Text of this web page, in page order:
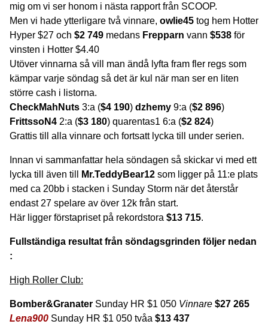
mig om vi ser honom i nästa rapport från SCOOP.
Men vi hade ytterligare två vinnare, owlie45 tog hem Hotter
Hyper $27 och $2 749 medans Frepparn vann $538 för
vinsten i Hotter $4.40
Utöver vinnarna så vill man ändå lyfta fram fler regs som
kämpar varje söndag så det är kul när man ser en liten
större cash i listorna.
CheckMahNuts 3:a ($4 190) dzhemy 9:a ($2 896)
FrittssoN4 2:a ($3 180) quarentas1 6:a ($2 824)
Grattis till alla vinnare och fortsatt lycka till under serien.
Innan vi sammanfattar hela söndagen så skickar vi med ett
lycka till även till
Mr.TeddyBear12 som ligger på 11:e plats
med ca 20bb i stacken i Sunday Storm när det återstår
endast 27 spelare av över 12k från start.
Här ligger förstapriset på rekordstora $13 715.
Fullständiga resultat från söndagsgrinden följer nedan
:
High Roller Club:
Bomber&Granater Sunday HR $1 050 Vinnare $27 265
Lena900 Sunday HR $1 050 tvåa $13 437